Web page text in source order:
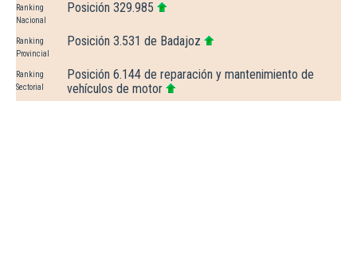
Ranking
Nacional
Posición 329.985
Ranking
Provincial
Posición 3.531 de Badajoz
Ranking
Sectorial
Posición 6.144 de reparación y mantenimiento de
vehículos de motor